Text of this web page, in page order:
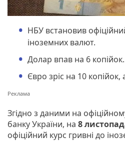
НБУ встановив
іноземних валют.
Долар впав на 6 копійок.
Євро зріс на 10 копійок,
Згідно з даними на
банку України, на 8
офіційний курс гривні до